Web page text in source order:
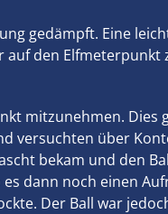
gedämpft. Eine
den Elfmeterpunkt
mitzunehmen. Dies
versuchten über
bekam und den
dann noch einen
Der Ball war